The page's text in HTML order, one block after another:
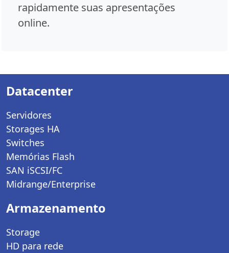
rapidamente suas apresentações
online.
Datacenter
Servidores
Storages HA
Switches
Memórias Flash
SAN iSCSI/FC
Midrange/Enterprise
Armazenamento
Storage
HD para rede